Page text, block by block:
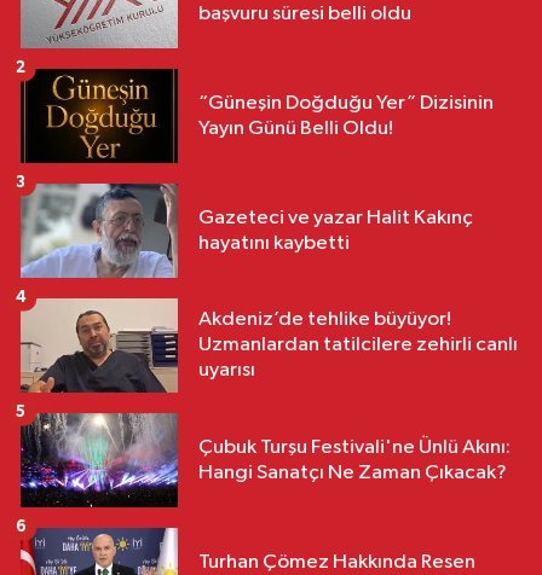
başvuru süresi belli oldu
“Güneşin Doğduğu Yer” Dizisinin
Yayın Günü Belli Oldu!
2
Gazeteci ve yazar Halit Kakınç
hayatını kaybetti
3
Akdeniz’de tehlike büyüyor!
Uzmanlardan tatilcilere zehirli canlı
uyarısı
4
Çubuk Turşu Festivali'ne Ünlü Akını:
Hangi Sanatçı Ne Zaman Çıkacak?
5
Turhan Çömez Hakkında Resen
6